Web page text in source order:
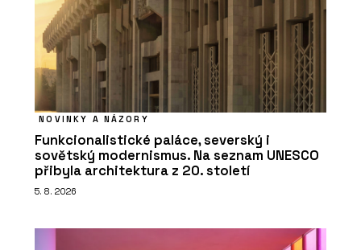
NOVINKY A NÁZORY
Funkcionalistické paláce, severský i
sovětský modernismus. Na seznam UNESCO
přibyla architektura z 20. století
5. 8. 2026